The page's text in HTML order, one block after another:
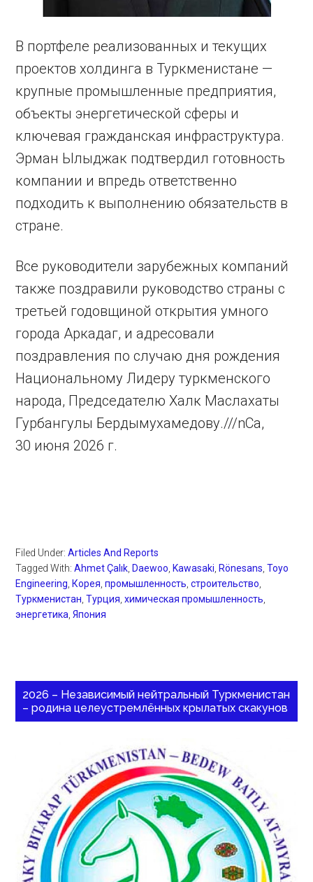
В портфеле реализованных и текущих
проектов холдинга в Туркменистане —
крупные промышленные предприятия,
объекты энергетической сферы и
ключевая гражданская инфраструктура.
Эрман Ылыджак подтвердил готовность
компании и впредь ответственно
подходить к выполнению обязательств в
стране.
Все руководители зарубежных компаний
также поздравили руководство страны с
третьей годовщиной открытия умного
города Аркадаг, и адресовали
поздравления по случаю дня рождения
Национальному Лидеру туркменского
народа, Председателю Халк Маслахаты
Гурбангулы Бердымухамедову.///nCa,
30 июня 2026 г.
Filed Under:Articles And Reports
Tagged With:Ahmet Çalık Daewoo Kawasaki Rönesans ,Toyo
Engineering Корея ,промышленность ,строительство
Туркменистан ,Турция ,химическая промышленность
энергетика ,Япония
2026 – Независимый нейтральный Туркменистан
– родина целеустремлённых крылатых скакунов